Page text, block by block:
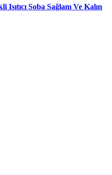
Soba Sağlam Ve Kalın